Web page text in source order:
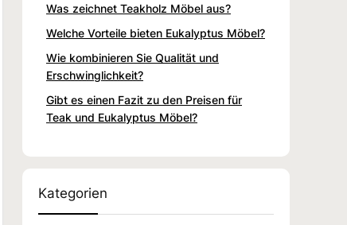
Was zeichnet Teakholz Möbel aus?
Welche Vorteile bieten Eukalyptus Möbel?
Wie kombinieren Sie Qualität und
Erschwinglichkeit?
Gibt es einen Fazit zu den Preisen für
Teak und Eukalyptus Möbel?
Kategorien